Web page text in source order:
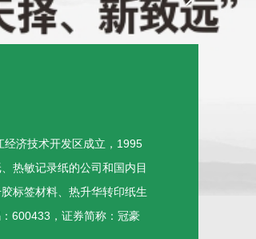
经济技术开发区成立，1995
热敏记录纸的公司和国内目
标签材料、热升华转印纸生
600433，证券简称：冠豪